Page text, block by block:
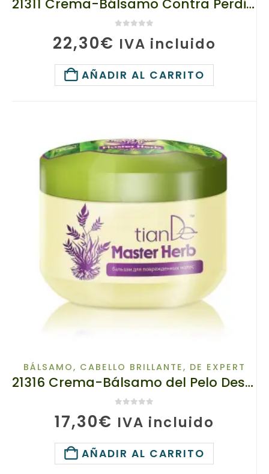
21311 Crema-Bálsamo Contra Perdida del Pelo TIANDE Master Herb, 500g, Se fortalece las raíces
22,30€ IVA incluido
AÑADIR AL CARRITO
BÁLSAMO, CABELLO BRILLANTE, DE EXPERT
21316 Crema-Bálsamo del Pelo Destruido TIANDE, Master Herb, 500g
17,30€ IVA incluido
AÑADIR AL CARRITO